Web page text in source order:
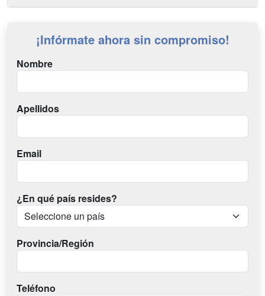
¡Infórmate ahora sin compromiso!
Nombre
Apellidos
Email
¿En qué país resides?
Provincia/Región
Teléfono